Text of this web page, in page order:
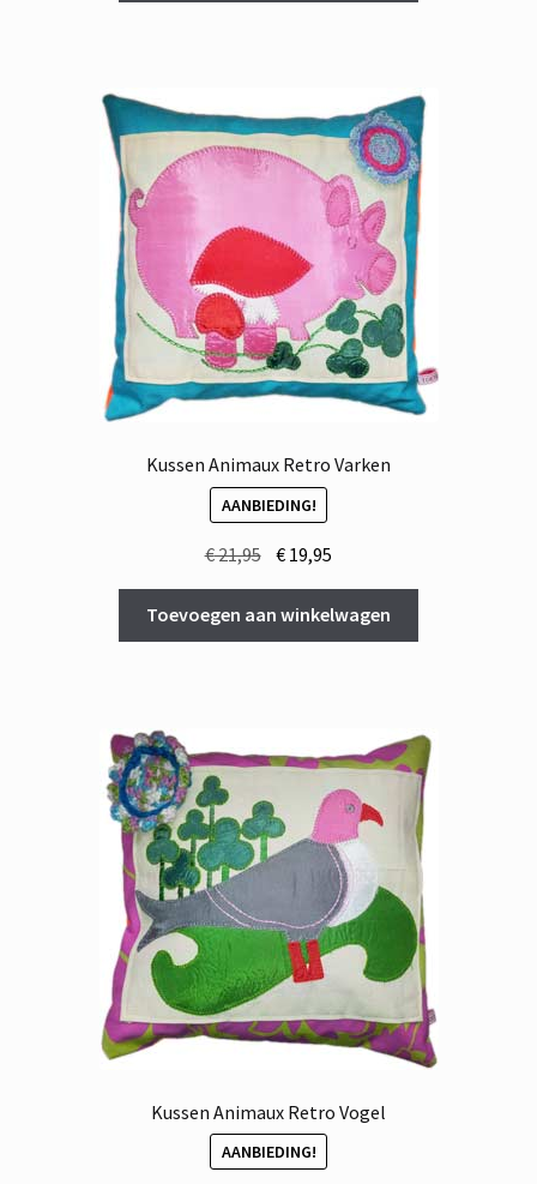
Kussen Animaux Retro Varken
AANBIEDING!
€21,95 Oorspronkelijke
was:
€ 21,95.
€ 19,95
is:
€ 19,95.
Toevoegen aan winkelwagen
Kussen Animaux Retro Vogel
AANBIEDING!